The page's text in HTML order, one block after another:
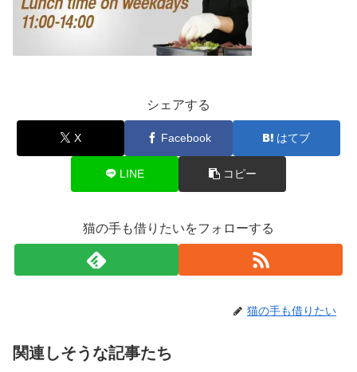
シェアする
X Facebook はてブ
LINE コピー
猫の手も借りたいをフォローする
猫の手も借りたい
関連しそうな記事たち